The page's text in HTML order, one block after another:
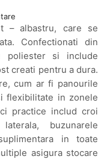
– albastru, care se
Confectionati din
poliester si include
creati pentru a dura.
cum ar fi panourile
flexibilitate in zonele
practice includ croi
buzunarele
in toate
asigura stocare